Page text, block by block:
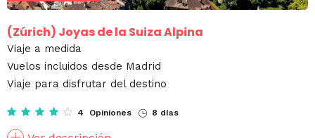
(Zúrich) Joyas de la Suiza Alpina
Viaje a medida
Vuelos incluidos desde Madrid
Viaje para disfrutar del destino
4 Opiniones 8 días